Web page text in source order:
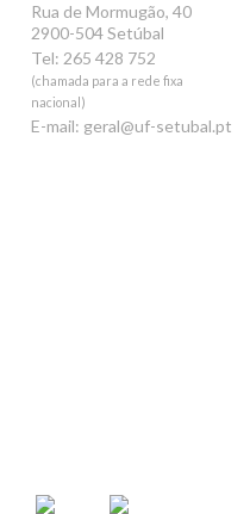
Rua de Mormugão, 40
2900-504 Setúbal
Tel: 265 428 752
(chamada para a rede fixa
nacional)
E-mail: geral@uf-setubal.pt